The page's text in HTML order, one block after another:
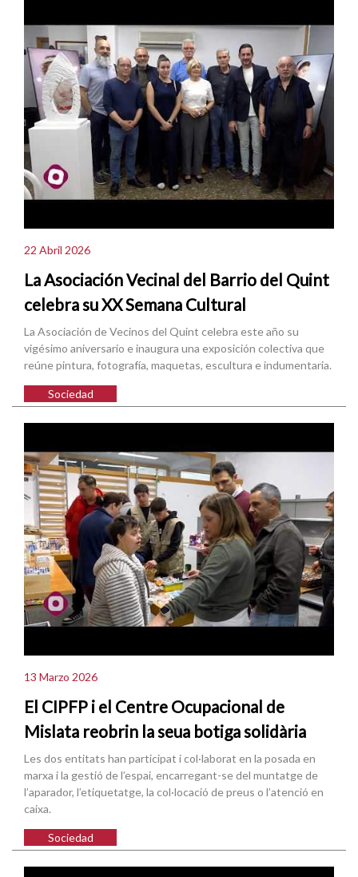
22 Abril 2026
La Asociación Vecinal del Barrio del Quint
celebra su XX Semana Cultural
La Asociación de Vecinos del Quint celebra este año su
vigésimo aniversario e inaugura una exposición colectiva que
reúne pintura, fotografía, maquetas, escultura e indumentaria.
Sociedad
13 Marzo 2026
El CIPFP i el Centre Ocupacional de
Mislata reobrin la seua botiga solidària
Les dos entitats han participat i col·laborat en la posada en
marxa i la gestió de l’espai, encarregant-se del muntatge de
l’aparador, l’etiquetatge, la col·locació de preus o l’atenció en
caixa.
Sociedad